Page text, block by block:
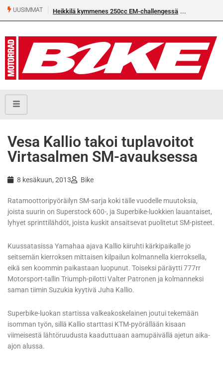
UUSIMMAT Heikkilä kymmenes 250cc EM-challengessä
Vesa Kallio takoi tuplavoitot
Virtasalmen SM-avauksessa
8 kesäkuun, 2013 Bike
Ratamoottoripyöräilyn SM-sarja koki tälle vuodelle muutoksia,
joista suurin on Superstock 600-, ja Superbike-luokkien lauantaiset,
lyhyet sprinttilähdöt, joista kuskit ansaitsevat puolitetut SM-pisteet.
Kuussatasissa Yamahaa ajava Kallio kiiruhti kärkipaikalle jo
seitsemän kierroksen mittaisen kilpailun kolmannella kierroksella,
eikä sen koommin paikastaan luopunut. Toiseksi päräytti 777rr
Motorsport-tallin Triumph-pilotti Valter Patronen ja kolmanneksi
saman tiimin Suzukia kyytivä Juha Kallio.
Superbike-luokan startissa valkeakoskelainen joutui tekemään
isomman työn, sillä Kallio starttasi KTM-pyörällään kisaan
viimeisestä lähtöruudusta kaaduttuaan aamupäivällä ajetun aika-
ajon alussa.